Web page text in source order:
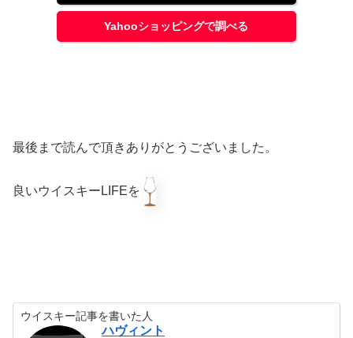
Yahooショッピングで調べる
最後まで読んで頂きありがとうございました。
良いウイスキーLIFEを
ウイスキー記事を書いた人
ハヴィント